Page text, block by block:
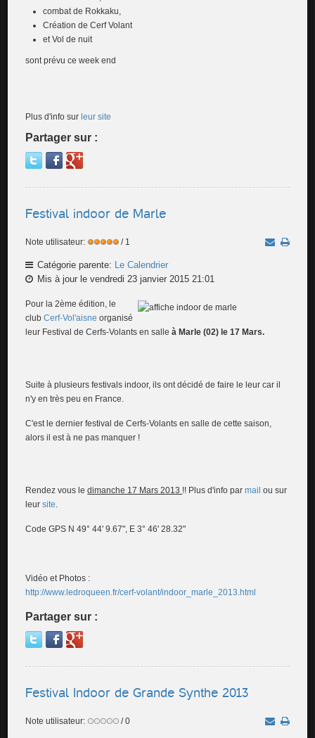
combat de Rokkaku,
Création de Cerf Volant
et Vol de nuit
sont prévu ce week end
Plus d'info sur leur site
Partager sur :
Festival indoor de Marle
Note utilisateur: / 1
Catégorie parente: Le Calendrier
Mis à jour le vendredi 23 janvier 2015 21:01
Pour la 2ème édition, le
clubCerf-Vol'aisne organisé
leur Festival de Cerfs-Volants en salle à Marle (02) le 17 Mars.
Suite à plusieurs festivals indoor, ils ont décidé de faire le leur car il
n'y en très peu en France.
C'est le dernier festival de Cerfs-Volants en salle de cette saison,
alors il est à ne pas manquer !
Rendez vous ledimanche 17 Mars 2013 !! Plus d'info parmail ou sur
leursite.
Code GPS N 49° 44' 9.67", E 3° 46' 28.32"
Vidéo et Photos :
http://www.ledroqueen.fr/cerf-volant/indoor_marle_2013.html
Partager sur :
Festival Indoor de Grande Synthe 2013
Note utilisateur: / 0